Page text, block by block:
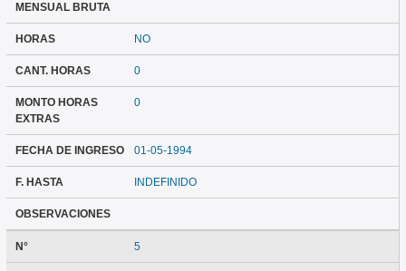
MENSUAL BRUTA
HORAS NO
CANT. HORAS 0
MONTO HORAS
EXTRAS
0
FECHA DE INGRESO 01-05-1994
F. HASTA INDEFINIDO
OBSERVACIONES
N° 5